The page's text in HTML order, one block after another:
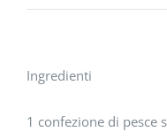
immagine
Ingredienti
1 confezione di pesce